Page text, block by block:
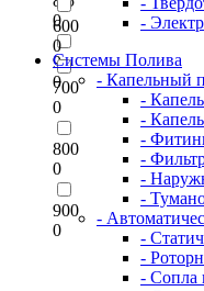
0
9
0
600
0
700
0
800
0
900
0
-
Системы Полива
- Капельный
-
-
-
-
-
-
-
-
-
- Сопла